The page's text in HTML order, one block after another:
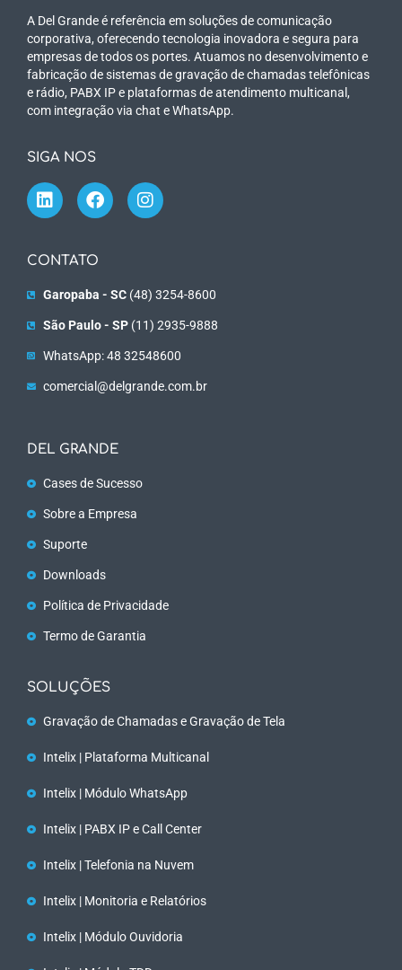
A Del Grande é referência em soluções de comunicação
corporativa, oferecendo tecnologia inovadora e segura para
empresas de todos os portes. Atuamos no desenvolvimento e
fabricação de sistemas de gravação de chamadas telefônicas
e rádio, PABX IP e plataformas de atendimento multicanal,
com integração via chat e WhatsApp.
SIGA NOS
CONTATO
Garopaba - SC(48) 3254-8600
São Paulo - SP(11) 2935-9888
WhatsApp: 48 32548600
comercial@delgrande.com.br
DEL GRANDE
Cases de Sucesso
Sobre a Empresa
Suporte
Downloads
Política de Privacidade
Termo de Garantia
SOLUÇÕES
Gravação de Chamadas e Gravação de Tela
Intelix | Plataforma Multicanal
Intelix | Módulo WhatsApp
Intelix | PABX IP e Call Center
Intelix | Telefonia na Nuvem
Intelix | Monitoria e Relatórios
Intelix | Módulo Ouvidoria